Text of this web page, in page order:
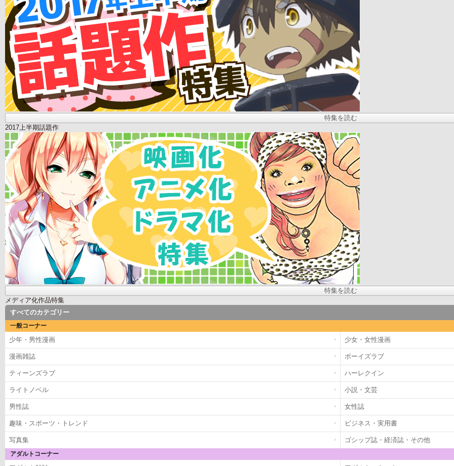
特集を読む
2017上半期話題作
特集を読む
メディア化作品特集
すべてのカテゴリー
一般コーナー
少年・男性漫画 少女・女性漫画
漫画雑誌 ボーイズラブ
ティーンズラブ ハーレクイン
ライトノベル 小説・文芸
男性誌 女性誌
趣味・スポーツ・トレンド ビジネス・実用書
写真集 ゴシップ誌・経済誌・その他
アダルトコーナー